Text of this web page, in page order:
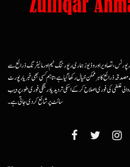
تصاویر اور وڈیوز ہماری رپورٹنگ ٹیم اور مانیٹرنگ ذرائع سے
ذرائع کا ہرممکن خیال رکھا گیا ہے، تاہم کسی بھی خبر یا رپورٹ
غلطی کی فوری اصلاح کرکے اسکی تردید یا درستگی فوری طور پر ویب
سائٹ پر شائع کردی جاتی ہے۔